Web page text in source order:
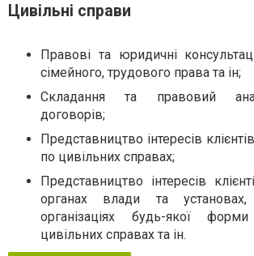
Цивільні справи
Правові та юридичні
сімейного, трудового права та ін;
Складання та правовий
договорів;
Представництво інтересів
по цивільних справах;
Представництво інтересів
органах влади та установах,
організаціях будь-якої
цивільних справах та ін.